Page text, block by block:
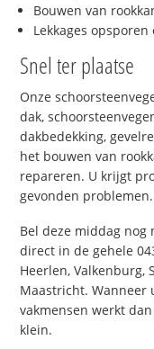
Bouwen van
Lekkages
Snel ter plaatse
Onze
dak,
dakbedekking,
het bouwen van
repareren. U krijgt
gevonden
Bel deze middag
direct in de gehele
Heerlen, Valkenburg,
Maastricht. Wanneer
vakmensen werkt
klein.